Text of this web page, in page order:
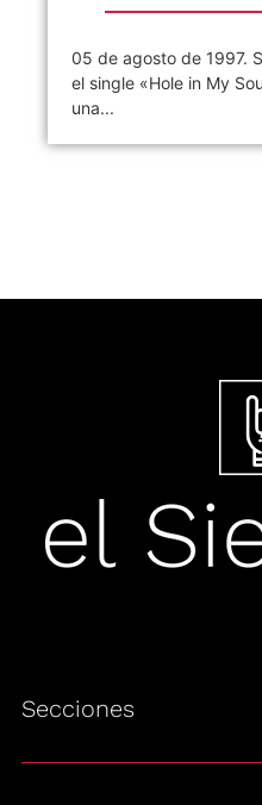
de agosto de 1997. Se publica
single «Hole in My Soul». Es
Secciones